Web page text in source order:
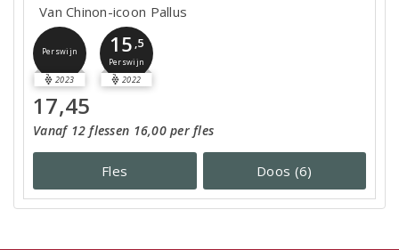
Van Chinon-icoon Pallus
Perswijn
2023
15 ,5
Perswijn
2022
17,45
Vanaf 12 flessen 16,00 per fles
Fles Doos (6)